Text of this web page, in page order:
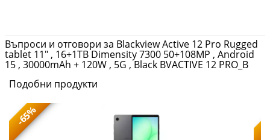
Въпроси и отговори за Blackview Active 12 Pro Rugged
tablet 11" , 16+1TB Dimensity 7300 50+108MP , Android
15 , 30000mAh + 120W , 5G , Black BVACTIVE 12 PRO_B
Подобни продукти
-65%